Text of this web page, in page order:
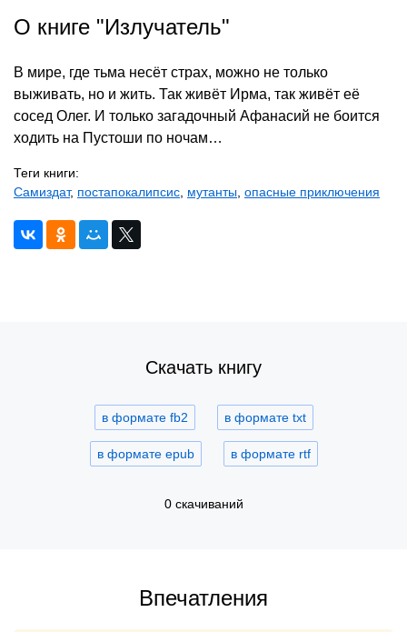
О книге "Излучатель"
В мире, где тьма несёт страх, можно не только
выживать, но и жить. Так живёт Ирма, так живёт её
сосед Олег. И только загадочный Афанасий не боится
ходить на Пустоши по ночам…
Теги книги:
Самиздат, постапокалипсис мутанты опасные приключения
Скачать книгу
в формате fb2 в формате txt
в формате epub в формате rtf
0 скачиваний
Впечатления